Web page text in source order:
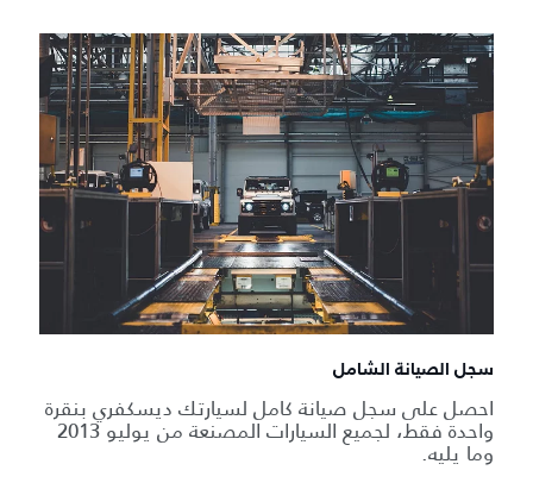
سجل الصيانة الشامل
احصل على سجل صيانة كامل لسيارتك ديسكفري بنقرة
واحدة فقط، لجميع السيارات المصنعة من يوليو 2013
وما يليه.